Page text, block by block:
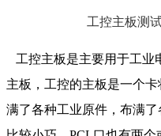
工控主板测
工控主板是主要用于工业
主板，工控的主板是一个
满了各种工业原件，布满